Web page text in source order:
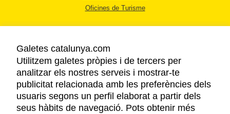
Oficines de Turisme
AVÍS LEGAL
POLÍTICA DE PRIVACITAT
COOKIES
Galetes catalunya.com
Utilitzem galetes pròpies i de tercers per
analitzar els nostres serveis i mostrar-te
publicitat relacionada amb les preferències dels
usuaris segons un perfil elaborat a partir dels
seus hàbits de navegació. Pots obtenir més